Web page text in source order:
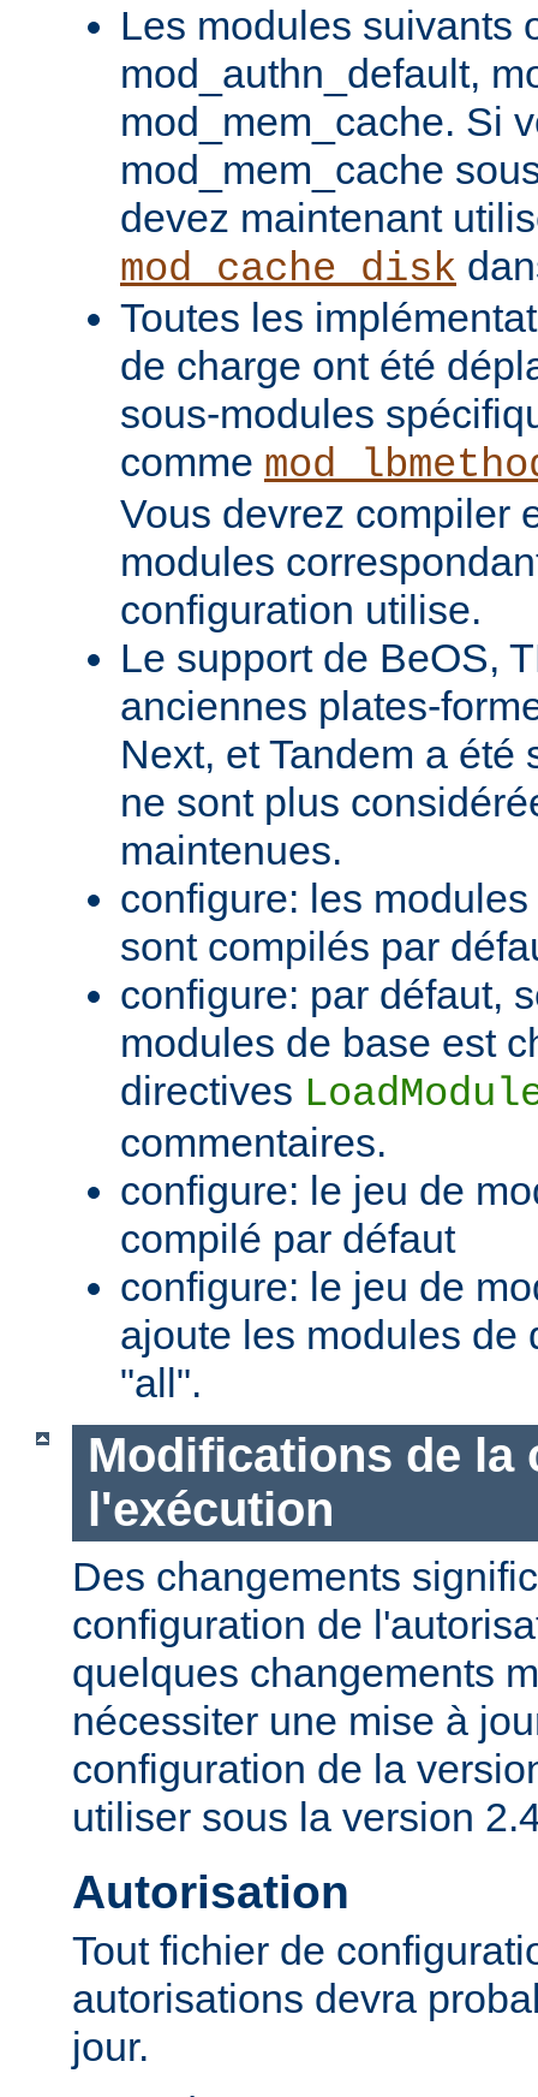
Les modules suivants
mod_authn_default,
mod_mem_cache. Si
mod_mem_cache
devez maintenant
mod_cache_disk
Toutes les
de charge ont été
sous-modules
comme
Vous devrez compiler
modules
configuration utilise.
Le support de BeOS,
anciennes plates-
Next, et Tandem a été
ne sont plus
maintenues.
configure: les
sont compilés par
configure: par défaut,
modules de base est
directives
commentaires.
configure: le jeu de
compilé par défaut
configure: le jeu de
ajoute les modules de
"all".
Modifications de la
l'exécution
Des changements
configuration de
quelques changements
nécessiter une mise à
configuration de la
utiliser sous la version
Autorisation
Tout fichier de
autorisations devra
jour.